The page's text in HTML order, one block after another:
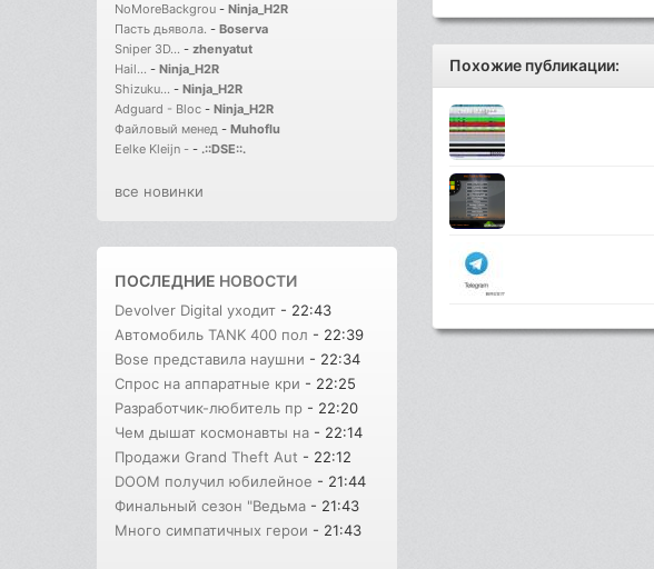
NoMoreBackgrou - Ninja_H2R
Пасть дьявола. - Boserva
Sniper 3D... - zhenyatut
Hail... - Ninja_H2R
Shizuku... - Ninja_H2R
Adguard - Bloc - Ninja_H2R
Файловый менед - Muhoflu
Eelke Kleijn - - .::DSE::.
все новинки
ПОСЛЕДНИЕ НОВОСТИ
Devolver Digital уходит - 22:43
Автомобиль TANK 400 пол - 22:39
Bose представила наушни - 22:34
Спрос на аппаратные кри - 22:25
Разработчик-любитель пр - 22:20
Чем дышат космонавты на - 22:14
Продажи Grand Theft Aut - 22:12
DOOM получил юбилейное - 21:44
Финальный сезон "Ведьма - 21:43
Много симпатичных герои - 21:43
Похожие публикации: